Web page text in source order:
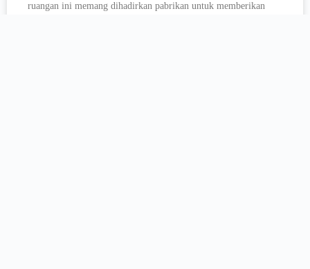
ruangan ini memang dihadirkan pabrikan untuk memberikan